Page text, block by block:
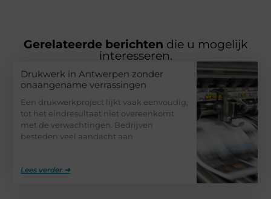
Gerelateerde berichten die u mogelijk
interesseren.
Drukwerk in Antwerpen zonder
onaangename verrassingen
Een drukwerkproject lijkt vaak eenvoudig,
tot het eindresultaat niet overeenkomt
met de verwachtingen. Bedrijven
besteden veel aandacht aan
Lees verder ➜